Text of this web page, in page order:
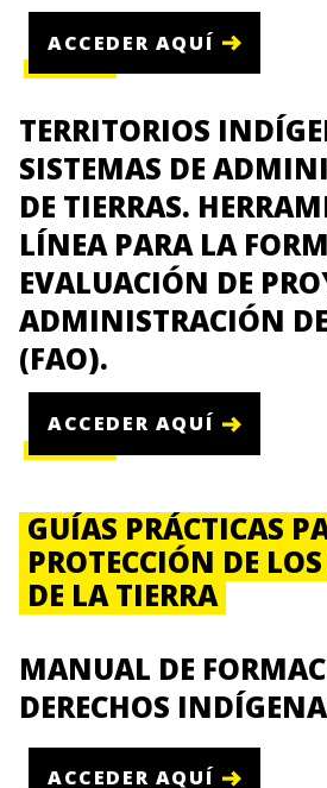
ACCEDER AQUÍ
TERRITORIOS
SISTEMAS DE
DE TIERRAS.
LÍNEA PARA LA
EVALUACIÓN DE
ADMINISTRACIÓN
(FAO).
ACCEDER AQUÍ
GUÍAS PRÁCTICAS
PROTECCIÓN DE
DE LA TIERRA
MANUAL DE
DERECHOS
ACCEDER AQUÍ